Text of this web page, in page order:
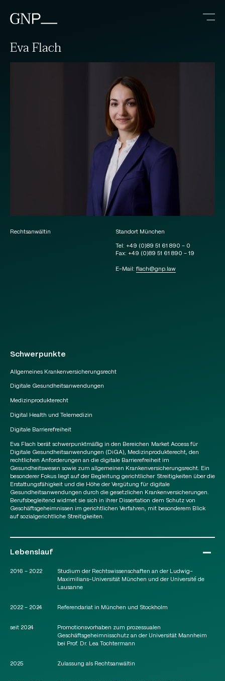
Eva Flach
Rechtsanwältin Standort München
Tel: +49 (0)89 51 61 890 – 0
Fax: +49 (0)89 51 61 890 – 19
E-Mail: flach @gnp.law
Schwerpunkte
Allgemeines Krankenversicherungsrecht
Digitale Gesundheitsanwendungen
Medizinprodukterecht
Digital Health und Telemedizin
Digitale Barrierefreiheit
Eva Flach berät schwerpunktmäßig in den Bereichen Market Access für
Digitale Gesundheitsanwendungen (DiGA), Medizinprodukterecht, den
rechtlichen Anforderungen an die digitale Barrierefreiheit im
Gesundheitswesen sowie zum allgemeinen Krankenversicherungsrecht. Ein
besonderer Fokus liegt auf der Begleitung gerichtlicher Streitigkeiten über die
Erstattungsfähigkeit und die Höhe der Vergütung für digitale
Gesundheitsanwendungen durch die gesetzlichen Krankenversicherungen.
Berufsbegleitend widmet sie sich in ihrer Dissertation dem Schutz von
Geschäftsgeheimnissen im gerichtlichen Verfahren, mit besonderem Blick
auf sozialgerichtliche Streitigkeiten.
Lebenslauf
2016 – 2022
Studium der Rechtswissenschaften an der Ludwig-
Maximilians-Universität München und der Université de
Lausanne
2022 – 2024 Referendariat in München und Stockholm
seit 2024
Promotionsvorhaben zum prozessualen
Geschäftsgeheimnisschutz an der Universität Mannheim
bei Prof. Dr. Lea Tochtermann
2025 Zulassung als Rechtsanwältin